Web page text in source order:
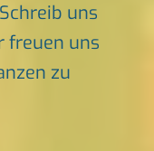
uns
freuen uns
zu